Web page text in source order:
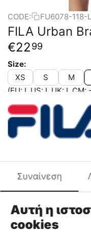
CODE: FU6078-118-L
FILA Urban
€2299
Size:
XS
S M
(EU: L US: L UK: L CM:
Colors:
Add
Color Group
Color Description
Gender
Συναίνεση
Αυτή η
cookies